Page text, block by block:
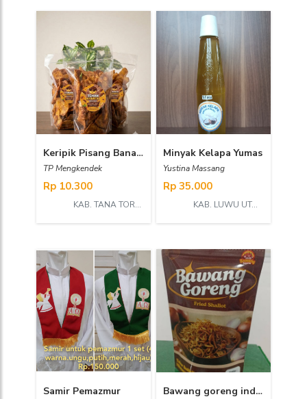
Keripik Pisang Banana Boom 10
TP Mengkendek
Rp 10.300
KAB. TANA TORAJA
Minyak Kelapa Yumas
Yustina Massang
Rp 35.000
KAB. LUWU UTARA
Samir Pemazmur Bawang goreng industri